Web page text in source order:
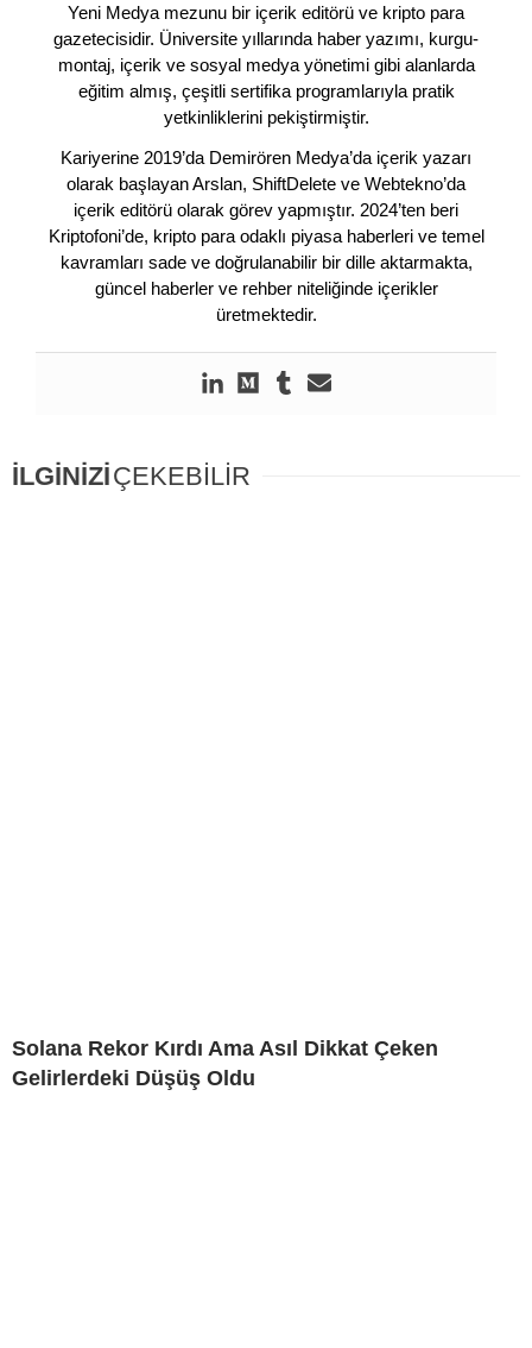
Yeni Medya mezunu bir içerik editörü ve kripto para
gazetecisidir. Üniversite yıllarında haber yazımı, kurgu-
montaj, içerik ve sosyal medya yönetimi gibi alanlarda
eğitim almış, çeşitli sertifika programlarıyla pratik
yetkinliklerini pekiştirmiştir.
Kariyerine 2019’da Demirören Medya’da içerik yazarı
olarak başlayan Arslan, ShiftDelete ve Webtekno’da
içerik editörü olarak görev yapmıştır. 2024’ten beri
Kriptofoni’de, kripto para odaklı piyasa haberleri ve temel
kavramları sade ve doğrulanabilir bir dille aktarmakta,
güncel haberler ve rehber niteliğinde içerikler
üretmektedir.
İLGİNİZİÇEKEBİLİR
Solana Rekor Kırdı Ama Asıl Dikkat Çeken
Gelirlerdeki Düşüş Oldu